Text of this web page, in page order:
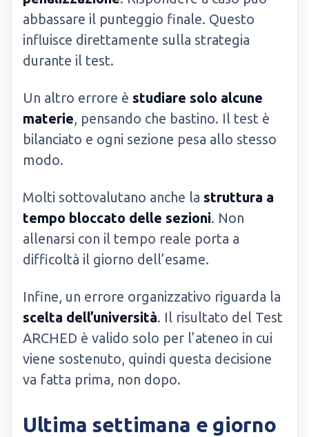
abbassare il punteggio finale. Questo
influisce direttamente sulla strategia
durante il test.
Un altro errore è studiare solo alcune
materie, pensando che bastino. Il test è
bilanciato e ogni sezione pesa allo stesso
modo.
Molti sottovalutano anche la struttura a
tempo bloccato delle sezioni. Non
allenarsi con il tempo reale porta a
difficoltà il giorno dell’esame.
Infine, un errore organizzativo riguarda la
scelta dell’università. Il risultato del Test
ARCHED è valido solo per l’ateneo in cui
viene sostenuto, quindi questa decisione
va fatta prima, non dopo.
Ultima settimana e giorno